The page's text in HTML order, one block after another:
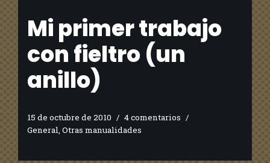
Mi primer trabajo
con fieltro (un
anillo)
15 de octubre de 2010
4 comentarios
General Otras manualidades